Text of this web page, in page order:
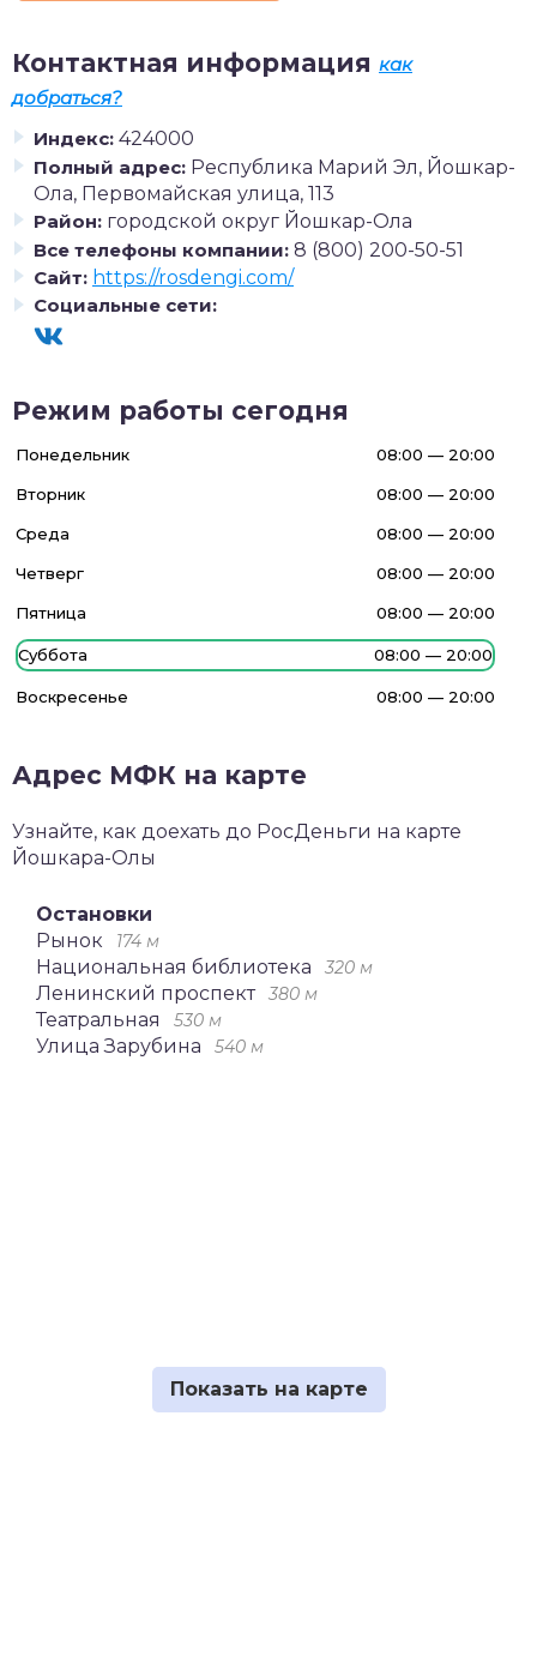
Контактная информация как
добраться?
Индекс: 424000
Полный адрес: Республика Марий Эл, Йошкар-
Ола, Первомайская улица, 113
Район: городской округ Йошкар-Ола
Все телефоны компании: 8 (800) 200-50-51
Сайт: https://rosdengi.com/
Социальные сети:
Режим работы сегодня
Понедельник 08:00 — 20:00
Вторник 08:00 — 20:00
Среда 08:00 — 20:00
Четверг 08:00 — 20:00
Пятница 08:00 — 20:00
Суббота 08:00 — 20:00
Воскресенье 08:00 — 20:00
Адрес МФК на карте
Узнайте, как доехать до РосДеньги на карте
Йошкара-Олы
Остановки
Рынок
174 м
Национальная библиотека 320 м
Ленинский проспект 380 м
Театральная 530 м
Улица Зарубина 540 м